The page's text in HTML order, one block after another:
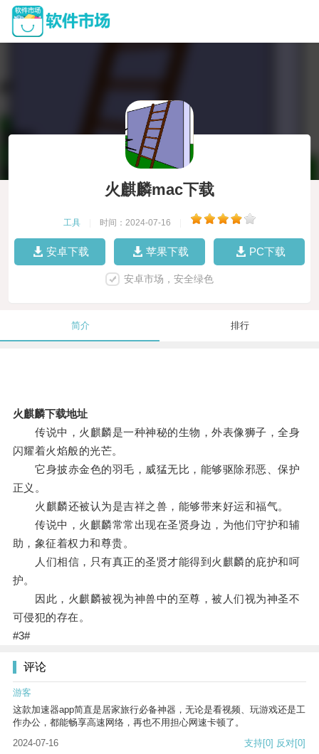
火麒麟mac下载
工具 时间：2024-07-16
安卓下载 苹果下载 PC下载
安卓市场，安全绿色
简介 排行
火麒麟下载地址
传说中，火麒麟是一种神秘的生物，外表像狮子，全身
闪耀着火焰般的光芒。
它身披赤金色的羽毛，威猛无比，能够驱除邪恶、保护
正义。
火麒麟还被认为是吉祥之兽，能够带来好运和福气。
传说中，火麒麟常常出现在圣贤身边，为他们守护和辅
助，象征着权力和尊贵。
人们相信，只有真正的圣贤才能得到火麒麟的庇护和呵
护。
因此，火麒麟被视为神兽中的至尊，被人们视为神圣不
可侵犯的存在。
#3#
评论
游客
这款加速器app简直是居家旅行必备神器，无论是看视频、玩游戏还是工
作办公，都能畅享高速网络，再也不用担心网速卡顿了。
2024-07-16
支持[0] 反对[0]